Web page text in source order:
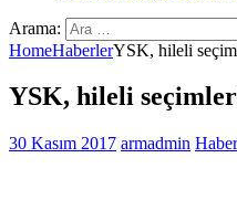
Arama:
HomeHaberlerYSK, hileli
YSK, hileli
30 Kasım 2017 armadmin